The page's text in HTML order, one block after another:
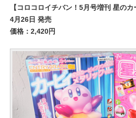
【コロコロイチバン！5月号増刊 星のカ
4月26日 発売
価格：2,420円